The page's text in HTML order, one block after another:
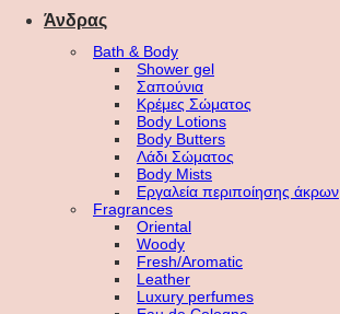
Άνδρας
Bath & Body
Shower gel
Σαπούνια
Κρέμες Σώματος
Body Lotions
Body Butters
Λάδι Σώματος
Body Mists
Εργαλεία περιποίησης άκρων
Fragrances
Oriental
Woody
Fresh/Aromatic
Leather
Luxury perfumes